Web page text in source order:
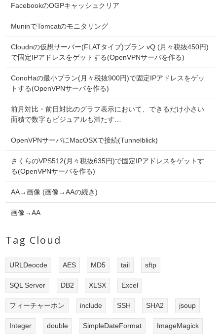
FacebookのOGPキャッシュクリア
MuninでTomcatのモニタリング
Cloudnの仮想サーバー(FLATタイプ)プラン vQ (月々税抜450円)
で固定IPアドレスをゲットする(OpenVPNサーバを作る)
ConoHaの最小プラン(月々税抜900円)で固定IPアドレスをゲッ
トする(OpenVPNサーバを作る)
前月対比・前日対比のグラフ表示において、できるだけ小さい
面積で数字もビジュアルも満たす…
OpenVPNサーバにMacOSXで接続(Tunnelblick)
さくらのVPS512(月々税抜635円)で固定IPアドレスをゲットす
る(OpenVPNサーバを作る)
AA→画像 (画像→AAの続き)
画像→AA
Tag Cloud
URLDeocde AES MD5 tail sftp
SQL Server DB2 XLSX Excel
フィーチャーホン include SSH SHA2 jsoup
Integer double SimpleDateFormat ImageMagick